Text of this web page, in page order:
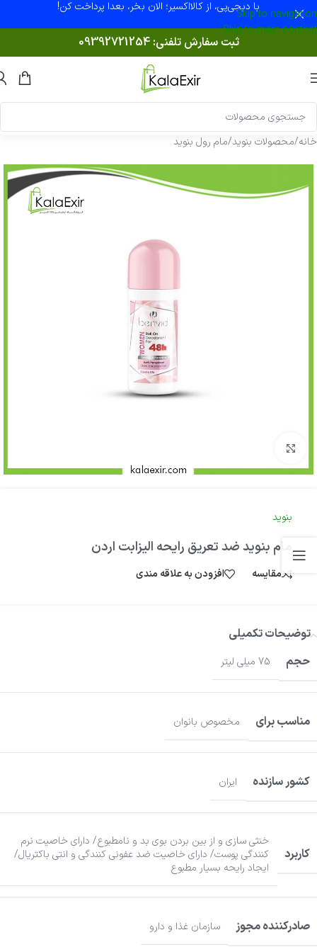
Skip to navigation
Skip to main content
با دیجی‌پی، از کالااکسیر؛ الان بخر، بعدا پرداخت کن!
ثبت سفارش تلفنی:09392721254
خانه/محصولات بنوید/مام رول بنوید
بنوید
مام بنوید ضد تعریق رایحه الیزابت اردن
مقایسه افزودن به علاقه مندی
توضیحات تکمیلی
حجم
75 میلی لیتر
مناسب برای مخصوص بانوان
کشور سازنده ایران
کاربرد
خنثی سازی و از بین بردن بوی بد و نامطبوع/ دارای خاصیت نرم
کنندگی پوست/ دارای خاصیت ضد عفونی کنندگی و انتی باکتریال/
ایجاد رایحه بسیار مطبوع
صادرکننده مجوز سازمان غذا و دارو